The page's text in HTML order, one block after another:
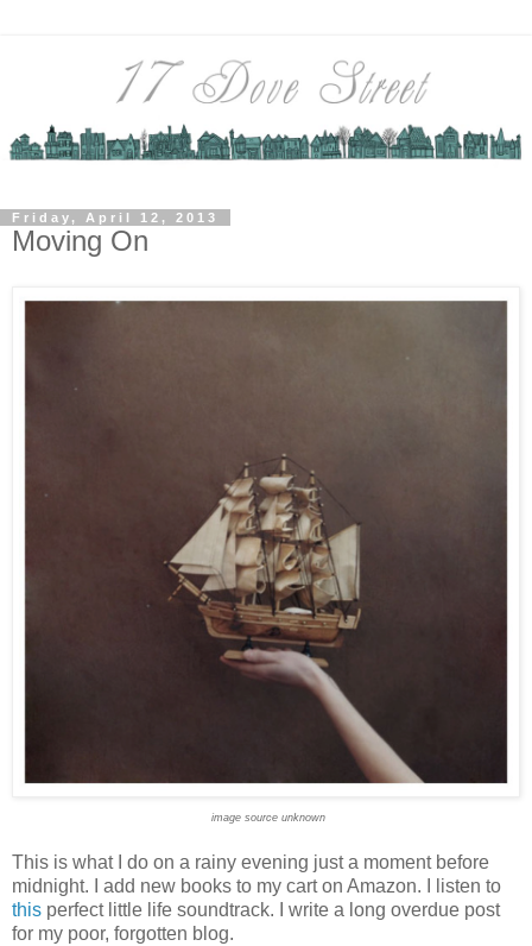
Friday, April 12, 2013
Moving On
image source unknown
This is what I do on a rainy evening just a moment before
midnight. I add new books to my cart on Amazon. I listen to
this perfect little life soundtrack. I write a long overdue post
for my poor, forgotten blog.